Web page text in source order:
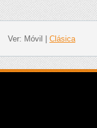
Ver: Móvil Clásica